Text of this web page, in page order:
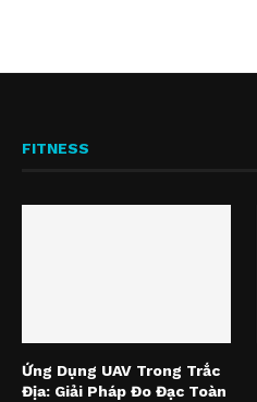
FITNESS
Ứng Dụng UAV Trong Trắc
Địa: Giải Pháp Đo Đạc Toàn